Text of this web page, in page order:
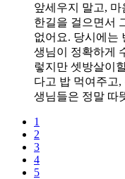
앞세우지 말고,
한길을 걸으면서
없어요. 당시에는
생님이 정확하게
렇지만 셋방살이
다고 밥 먹여주고
생님들은 정말 따
1
2
3
4
5